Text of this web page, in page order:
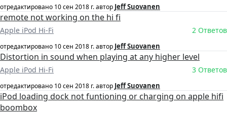
отредактировано 10 сен 2018 г.автор Jeff Suovanen
remote not working on the hi fi
Apple iPod Hi-Fi 2 Ответов
отредактировано 10 сен 2018 г.автор Jeff Suovanen
Distortion in sound when playing at any higher level
Apple iPod Hi-Fi 3 Ответов
отредактировано 10 сен 2018 г.автор Jeff Suovanen
iPod loading dock not funtioning or charging on apple hifi
boombox